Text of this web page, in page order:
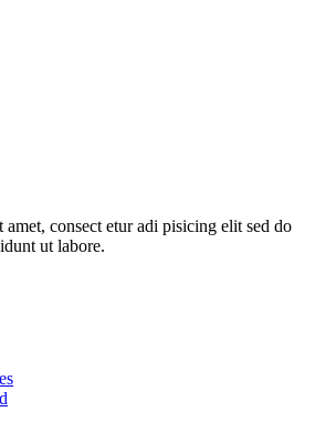
consect etur adi pisicing elit sed do
ut labore.